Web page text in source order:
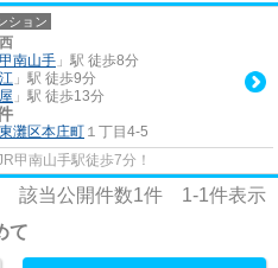
ション
甲南山手 」駅 徒歩8分
」駅 徒歩9分
」駅 徒歩13分
灘区本庄町 １丁目4-5
甲南山手駅徒歩7分！
該当公開件数1件 1-1件表示
て